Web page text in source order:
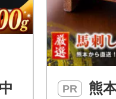
PR